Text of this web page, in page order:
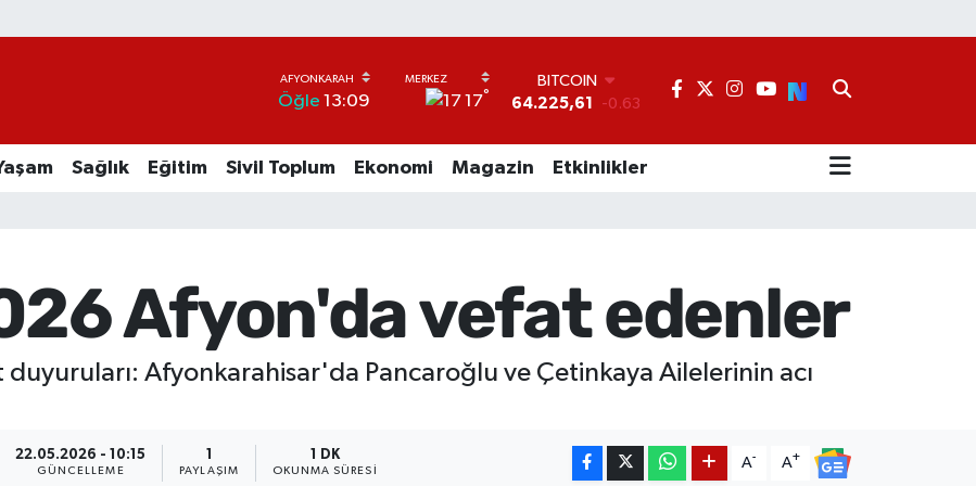
Öğle 13:09 17°
DOLAR
47,7143
0.16
55,0317
-0.02
13.799
Sağlık Eğitim Sivil Toplum Ekonomi Magazin Etkinlikler
Afyon'da vefat edenler
Afyonkarahisar'da Pancaroğlu ve Çetinkaya Ailelerinin acı
22.05.2026 - 10:15
GÜNCELLEME PAYLAŞIM
1 DK
OKUNMA SÜRESI
A- A+